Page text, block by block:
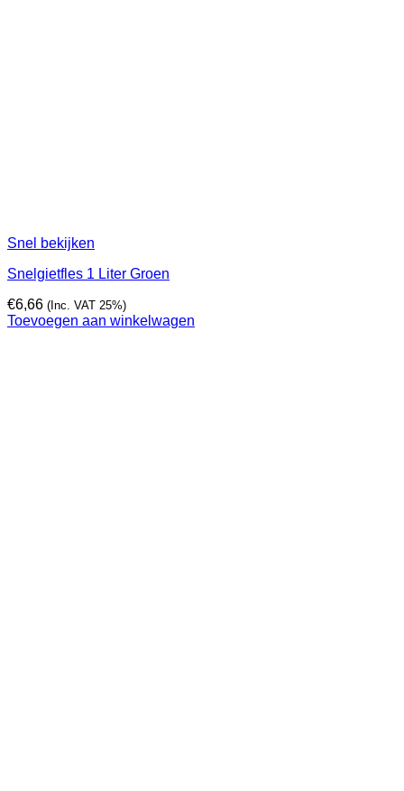
Snel bekijken
Snelgietfles 1 Liter Groen
€6,66 (Inc. VAT 25%)
Toevoegen aan winkelwagen